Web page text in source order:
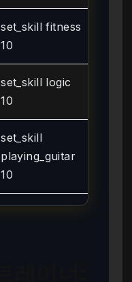
set_skill fitness
10
set_skill logic
10
set_skill
playing_guitar
10